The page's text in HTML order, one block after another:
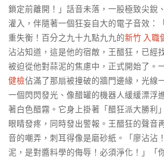
鎖定前離開！」話音未落，一股極致尖銳
灌入，伴隨著一個狂妄自大的電子音效：
重失衡！百分之九十九點九九的新竹 入職
沾沾知道，這是他的宿敵，王醋狂，已經
被迫從他對蒜泥的焦慮中，正式開始了。
健檢佔滿了那扇被撞破的牆門邊緣，光線
一個閃閃發光、像醋罐的機器人緩緩漂浮
著白色醋霧。它身上掛著「醋狂派大勝利
眼睛發疼，同時發出警報。王醋狂的聲音
音的嘲弄，刺耳得像是磨砂紙。「廖沾沾
泥，是對醬料學的侮辱！必須淨化！」「